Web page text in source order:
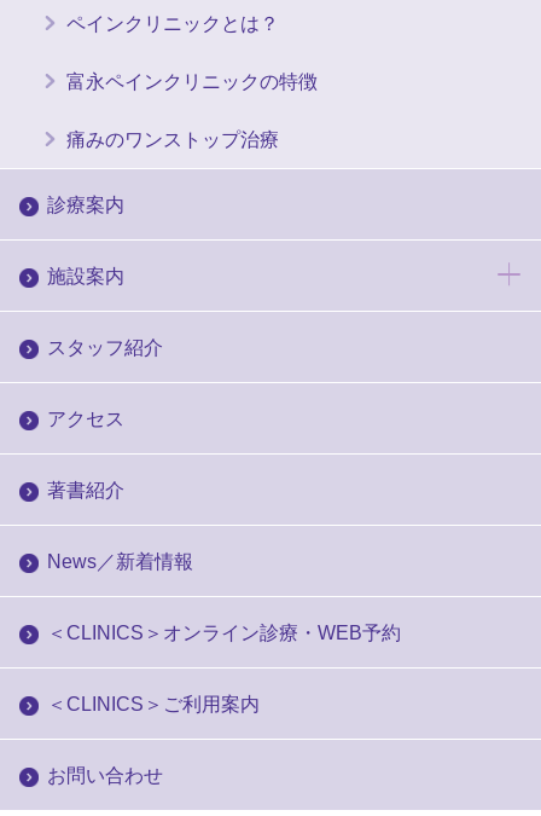
ペインクリニックとは？
富永ペインクリニックの特徴
痛みのワンストップ治療
診療案内
施設案内
スタッフ紹介
アクセス
著書紹介
News／新着情報
＜CLINICS＞オンライン診療・WEB予約
＜CLINICS＞ご利用案内
お問い合わせ